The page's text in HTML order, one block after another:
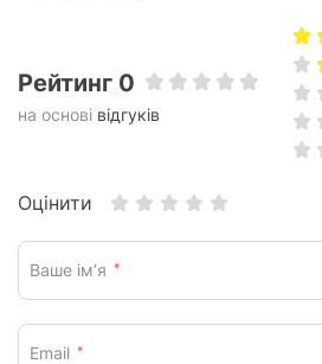
Рейтинг 0
на основі відгуків
Оцінити
Ваше ім’я *
Email *